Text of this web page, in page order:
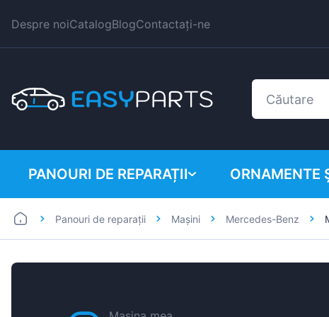
Despre noiCatalogBlogContactați-ne
PANOURI DE REPARAȚII
Autoutilitare
ORNAMENTE
BMW
Panouri de reparații Mașini Mercedes-Benz